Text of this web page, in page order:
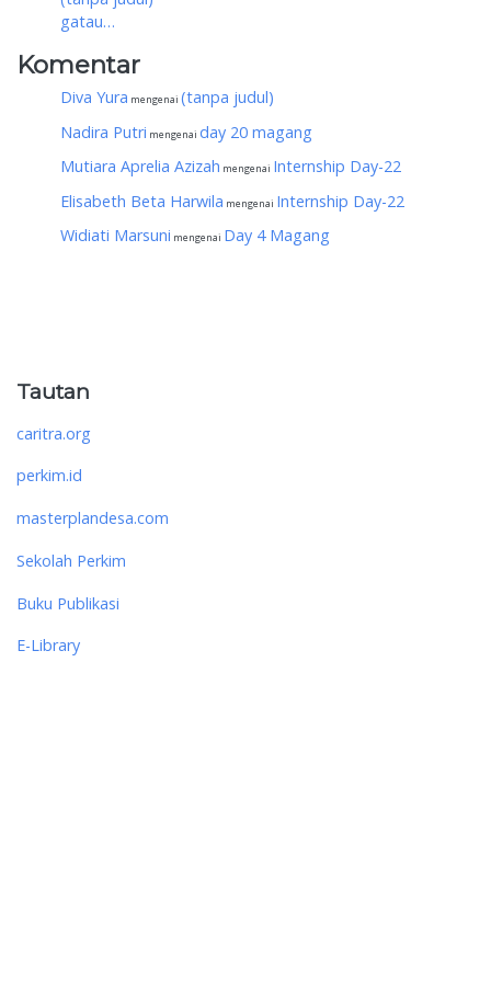
gatau…
Komentar
Diva Yura mengenai (tanpa judul)
Nadira Putri mengenai day 20 magang
Mutiara Aprelia Azizah mengenai Internship Day-22
Elisabeth Beta Harwila mengenai Internship Day-22
Widiati Marsuni mengenai Day 4 Magang
Tautan
caritra.org
perkim.id
masterplandesa.com
Sekolah Perkim
Buku Publikasi
E-Library